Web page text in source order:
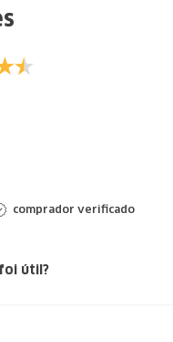
comprador verificado
útil?